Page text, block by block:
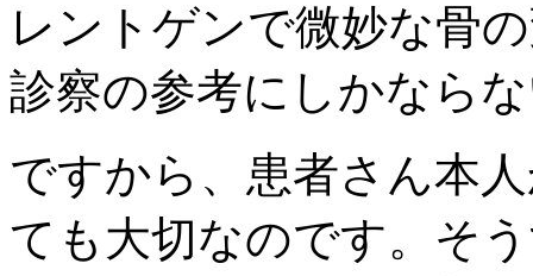
レントゲンで微妙な骨
診察の参考にしかなら
ですから、患者さん本
ても大切なのです。そ